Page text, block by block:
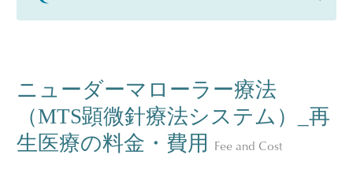
ニューダーマローラー療法
（MTS顕微針療法システム）_再
生医療の料金・費用 Fee and Cost